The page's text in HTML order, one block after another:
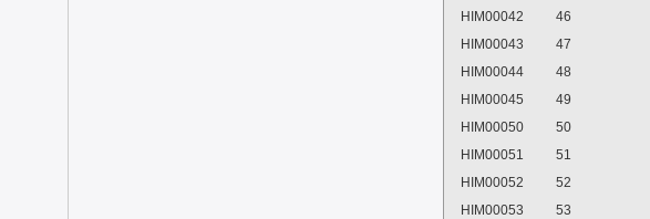
HIM00042
46
HIM00043
47
HIM00044
48
HIM00045
49
HIM00050
50
HIM00051
51
HIM00052
52
HIM00053
53